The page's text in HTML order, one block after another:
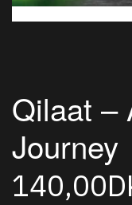
Qilaat –
Journey